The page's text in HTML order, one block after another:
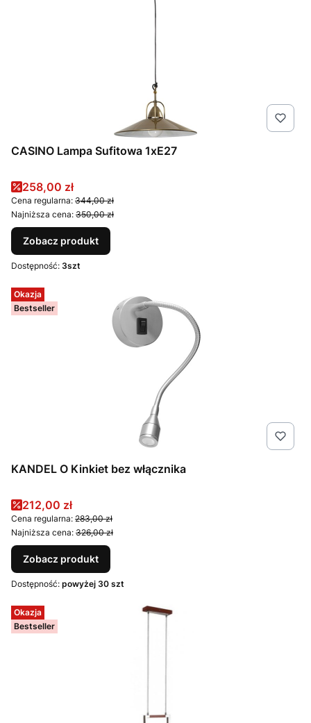
CASINO Lampa Sufitowa 1xE27
Cena promocyjna
258,00 zł
Cena regularna: 344,00 zł
Najniższa cena: 350,00 zł
Zobacz produkt
Dostępność: 3szt
Okazja
Bestseller
KANDEL O Kinkiet bez włącznika
Cena promocyjna
212,00 zł
Cena regularna: 283,00 zł
Najniższa cena: 326,00 zł
Zobacz produkt
Dostępność: powyżej 30 szt
Okazja
Bestseller